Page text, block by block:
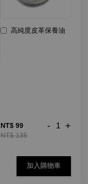
高純度皮革保養油
NT$ 99
NT$ 135
- +
加入購物車